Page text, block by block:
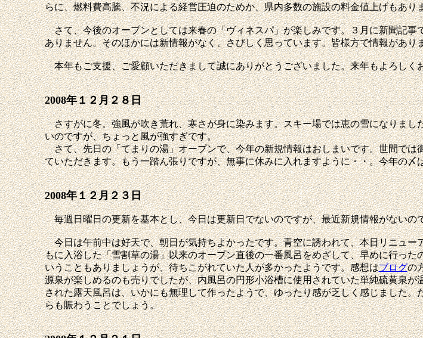
らに、燃料費高騰、不況による経営圧迫のためか、県内多数の施設の料金値上げもあ
さて、今後のオープンとしては来春の「ヴィネスパ」が楽しみです。３月に新聞記事
ありません。そのほかには新情報がなく、さびしく思っています。皆様方で情報があり
本年もご支援、ご愛顧いただきまして誠にありがとうございました。来年もよろしく
2008年１２月２８日
さすがに冬。強風が吹き荒れ、寒さが身に染みます。スキー場では恵の雪になりまし
いのですが、ちょっと風が強すぎです。
さて、先日の「てまりの湯」オープンで、今年の新規情報はおしまいです。世間では
ていただきます。もう一踏ん張りですが、無事に休みに入れますように・・。今年の
2008年１２月２３日
毎週日曜日の更新を基本とし、今日は更新日でないのですが、最近新規情報がないの
今日は午前中は好天で、朝日が気持ちよかったです。青空に誘われて、本日リニュー
もに入浴した「雪割草の湯」以来のオープン直後の一番風呂をめざして、早めに行っ
いうこともありましょうが、待ちこがれていた人が多かったようです。感想はブログの
源泉が楽しめるのも売りでしたが、内風呂の円形小浴槽に使用されていた単純硫黄泉
された露天風呂は、いかにも無理して作ったようで、ゆったり感が乏しく感じました
らも賑わうことでしょう。